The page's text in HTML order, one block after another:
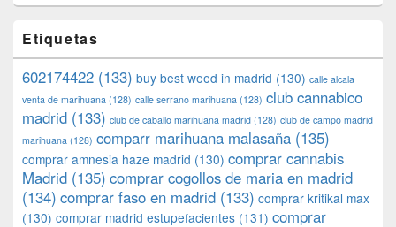
Etiquetas
602174422 (133) buy best weed in madrid (130) calle alcala
venta de marihuana (128) calle serrano marihuana (128) club cannabico
madrid (133) club de caballo marihuana madrid (128) club de campo madrid
marihuana (128) comparr marihuana malasaña (135)
comprar amnesia haze madrid (130) comprar cannabis
Madrid (135) comprar cogollos de maria en madrid
(134) comprar faso en madrid (133) comprar kritikal max
(130) comprar madrid estupefacientes (131) comprar